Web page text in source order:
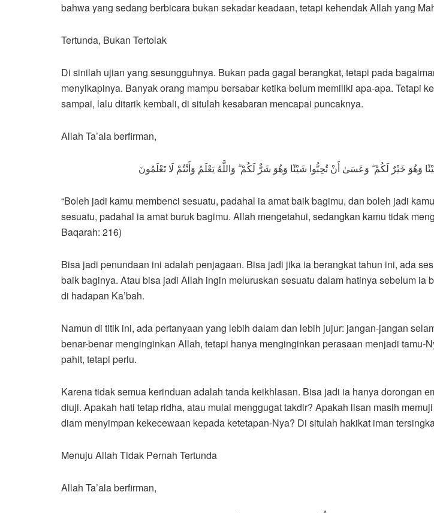
bahwa yang sedang berbicara bukan sekadar keadaan, tetapi kehendak Allah yang
Tertunda, Bukan Tertolak
Di sinilah ujian yang sesungguhnya. Bukan pada gagal berangkat, tetapi pada
menyikapinya. Banyak orang mampu bersabar ketika belum memiliki apa-apa. Tetapi
sampai, lalu ditarik kembali, di situlah kesabaran mencapai puncaknya.
Allah Ta’ala berfirman,
وَهُوَ خَيْرٌ لَكُمْ ۖ وَعَسَىٰ أَنْ تُحِبُّوا شَيْئًا وَهُوَ شَرٌّ لَكُمْ ۗ وَاللَّهُ يَعْلَمُ وَأَنْتُمْ لَا تَعْلَمُونَ
“Boleh jadi kamu membenci sesuatu, padahal ia amat baik bagimu, dan boleh jadi
sesuatu, padahal ia amat buruk bagimu. Allah mengetahui, sedangkan kamu tidak
Baqarah: 216)
Bisa jadi penundaan ini adalah penjagaan. Bisa jadi jika ia berangkat tahun ini, ada
baik baginya. Atau bisa jadi Allah ingin meluruskan sesuatu dalam hatinya sebelum ia
di hadapan Ka’bah.
Namun di titik ini, ada pertanyaan yang lebih dalam dan lebih jujur: jangan-jangan
benar-benar menginginkan Allah, tetapi hanya menginginkan perasaan menjadi tamu-
pahit, tetapi perlu.
Karena tidak semua kerinduan adalah tanda keikhlasan. Bisa jadi ia hanya dorongan
diuji. Apakah hati tetap ridha, atau mulai menggugat takdir? Apakah lisan masih
diam menyimpan kekecewaan kepada ketetapan-Nya? Di situlah hakikat iman
Menuju Allah Tidak Pernah Tertunda
Allah Ta’ala berfirman,